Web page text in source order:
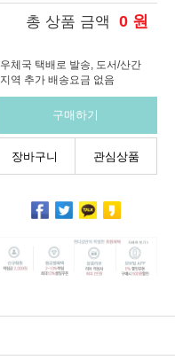
총 상품 금액 0 원
우체국 택배로 발송, 도서/산간
지역 추가 배송요금 없음
구매하기
장바구니 관심상품